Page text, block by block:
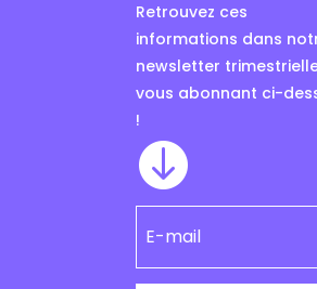
Retrouvez ces
informations dans
newsletter
vous abonnant ci-
!
